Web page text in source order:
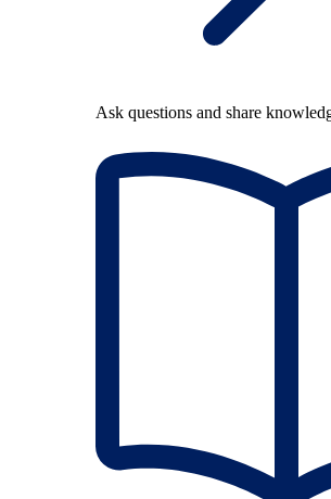
Ask questions and share